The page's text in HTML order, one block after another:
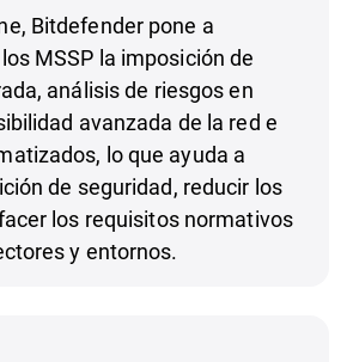
Bitdefender pone a
MSSP la imposición de
análisis de riesgos en
avanzada de la red e
lo que ayuda a
de seguridad, reducir los
los requisitos normativos
y entornos.